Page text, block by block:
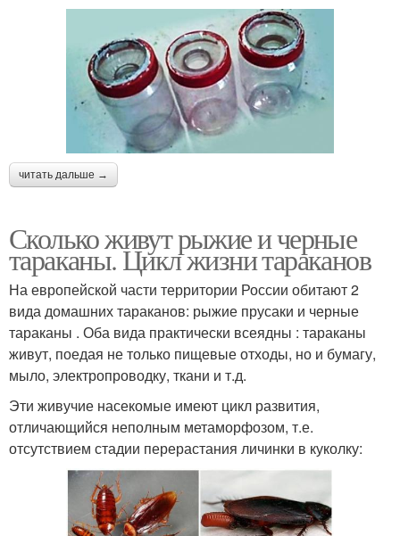
читать дальше →
Сколько живут рыжие и черные
тараканы. Цикл жизни тараканов
На европейской части территории России обитают 2
вида домашних тараканов: рыжие прусаки и черные
тараканы . Оба вида практически всеядны : тараканы
живут, поедая не только пищевые отходы, но и бумагу,
мыло, электропроводку, ткани и т.д.
Эти живучие насекомые имеют цикл развития,
отличающийся неполным метаморфозом, т.е.
отсутствием стадии перерастания личинки в куколку: